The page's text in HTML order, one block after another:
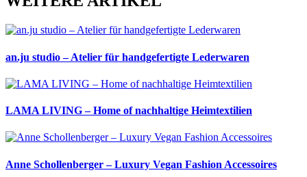
an.ju studio – Atelier für handgefertigte Lederwaren
LAMA LIVING – Home of nachhaltige Heimtextilien
Anne Schollenberger – Luxury Vegan Fashion Accessoires